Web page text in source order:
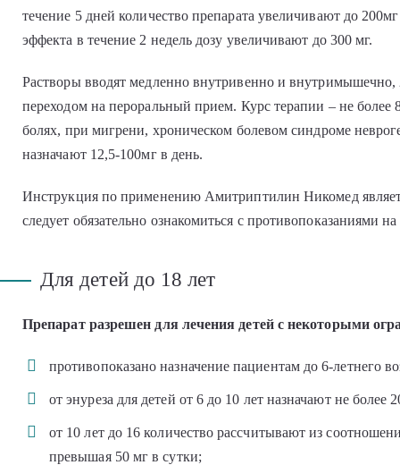
течение 5 дней количество препарата увеличивают до
эффекта в течение 2 недель дозу увеличивают до 300 мг.
Растворы вводят медленно внутривенно и внутримышечно,
переходом на пероральный прием. Курс терапии – не
болях, при мигрени, хроническом болевом синдроме
назначают 12,5-100мг в день.
Инструкция по применению Амитриптилин Никомед
следует обязательно ознакомиться с противопоказаниями на
Для детей до 18 лет
Препарат разрешен для лечения детей с некоторыми
противопоказано назначение пациентам до 6-летнего
от энуреза для детей от 6 до 10 лет назначают не
от 10 лет до 16 количество рассчитывают из
превышая 50 мг в сутки;